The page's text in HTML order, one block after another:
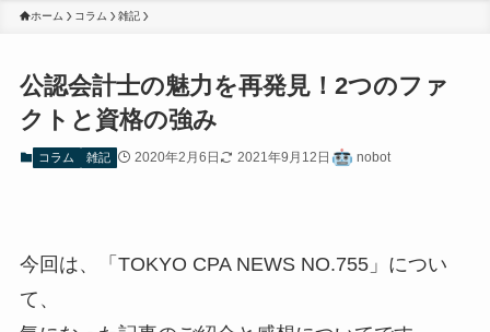
ホーム コラム 雑記
公認会計士の魅力を再発見！2つのファ
クトと資格の強み
コラム 雑記 2020年2月6日 2021年9月12日 nobot
今回は、「TOKYO CPA NEWS NO.755」につい
て、